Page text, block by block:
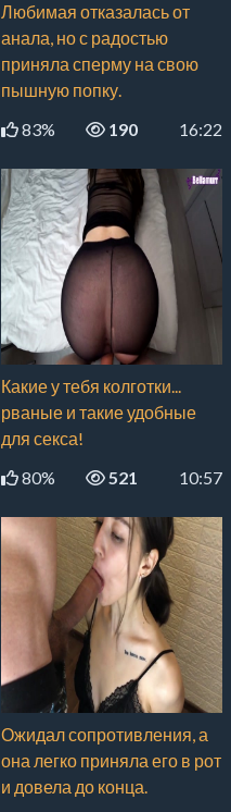
Любимая отказалась от
анала, но с радостью
приняла сперму на свою
пышную попку.
83%
190 16:22
Какие у тебя колготки...
рваные и такие удобные
для секса!
80%
521 10:57
Ожидал сопротивления, а
она легко приняла его в рот
и довела до конца.